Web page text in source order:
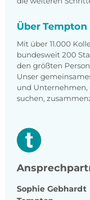
Über Tempton
Mit über 11.000
bundesweit 200
den größten
Unser
und Unternehmen,
suchen,
Sophie Gebhardt